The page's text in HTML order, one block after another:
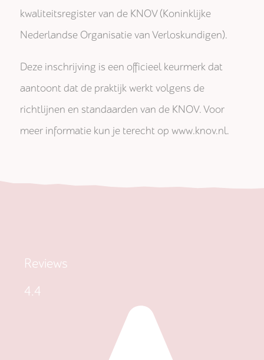
kwaliteitsregister van de KNOV (Koninklijke
Nederlandse Organisatie van Verloskundigen).
Deze inschrijving is een officieel keurmerk dat
aantoont dat de praktijk werkt volgens de
richtlijnen en standaarden van de KNOV. Voor
meer informatie kun je terecht op www.knov.nl.
Reviews
4.4